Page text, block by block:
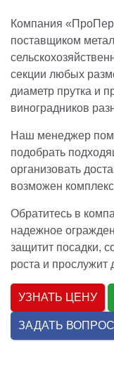
Компания
поставщиком
секции любых
диаметр прутка и
виноградников
Наш менеджер
подобрать
организовать
возможен
Обратитесь в
надежное
защитит посадки,
роста и прослужит
УЗНАТЬ ЦЕНУ
ЗАДАТЬ